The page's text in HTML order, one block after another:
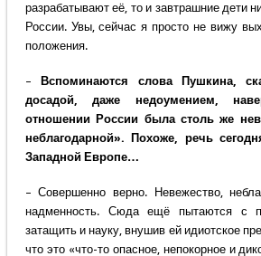
разрабатывают её, то и завтрашние дети
России. Увы, сейчас я просто не вижу
положения.
– Вспоминаются слова Пушкина,
досадой, даже недоумением,
отношении России была столь же
неблагодарной». Похоже, речь
Западной Европе…
– Совершенно верно. Невежество,
надменность. Сюда ещё пытаются с
затащить и науку, внушив ей идиотское
что это «что-то опасное, непокорное и